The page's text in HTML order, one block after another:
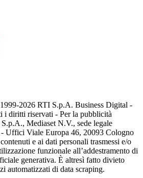
2026 RTI S.p.A. Business Digital -
i diritti riservati - Per la pubblicità
Mediaset N.V., sede legale
- Uffici Viale Europa 46, 20093 Cologno
e ai dati personali trasmessi e/o
funzionale all’addestramento di
generativa. È altresì fatto divieto
automatizzati di data scraping.